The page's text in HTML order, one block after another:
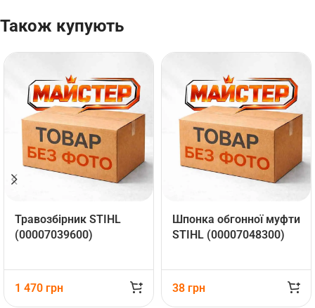
Також купують
Травозбірник STIHL
(00007039600)
1 470 грн
Шпонка обгонної муфти
STIHL (00007048300)
38 грн